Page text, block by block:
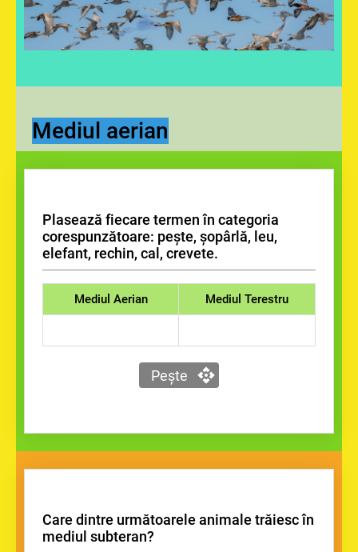
Mediul aerian
Plasează fiecare termen în categoria
corespunzătoare: pește, șopârlă, leu,
elefant, rechin, cal, crevete.
Mediul Aerian Mediul Terestru
Pește
Care dintre următoarele animale trăiesc în
mediul subteran?